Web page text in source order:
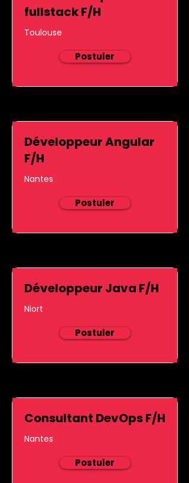
fullstack F/H
Toulouse
Postuler
Développeur Angular
F/H
Nantes
Postuler
Développeur Java F/H
Niort
Postuler
Consultant DevOps F/H
Nantes
Postuler